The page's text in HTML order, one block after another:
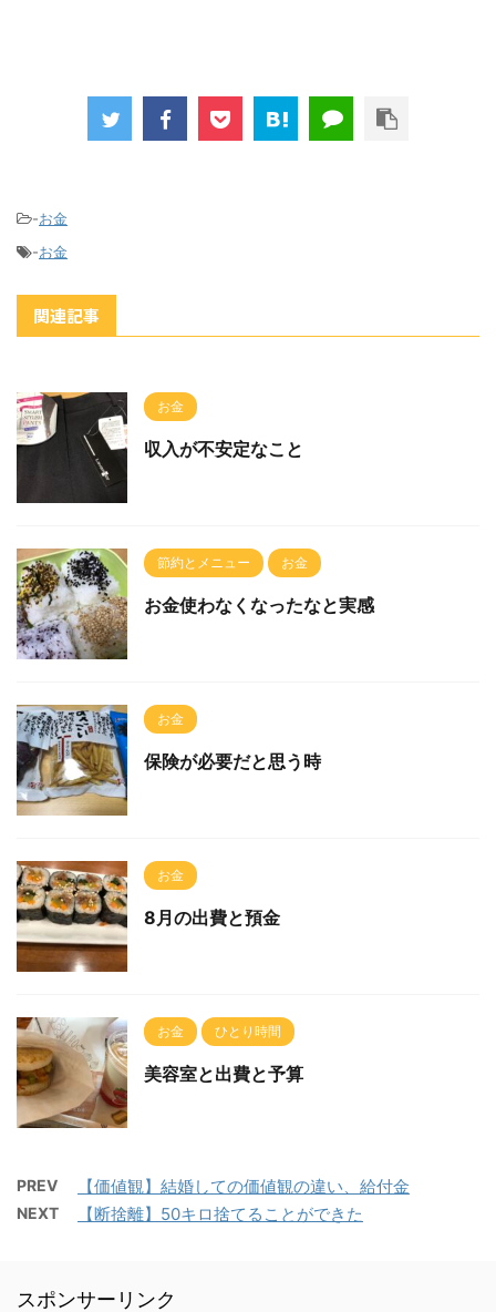
-お金
-お金
関連記事
お金
収入が不安定なこと
節約とメニュー お金
お金使わなくなったなと実感
お金
保険が必要だと思う時
お金
8月の出費と預金
お金 ひとり時間
美容室と出費と予算
PREV 【価値観】結婚しての価値観の違い、給付金
NEXT 【断捨離】50キロ捨てることができた
スポンサーリンク